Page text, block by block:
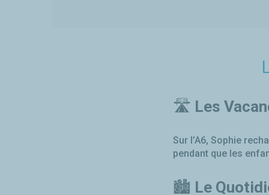
🛣️ Les
Sur l’A6, Sophie
pendant que les
🏙️ Le